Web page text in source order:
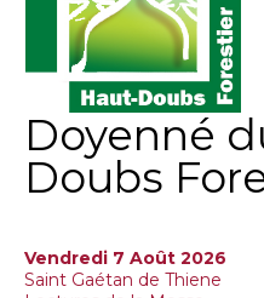
Doyenné
Doubs
Vendredi 7 Août 2026
Saint Gaétan de Thiene